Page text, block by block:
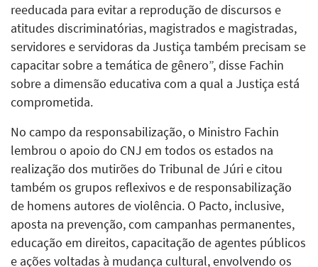
reeducada para evitar a reprodução de discursos e
atitudes discriminatórias, magistrados e magistradas,
servidores e servidoras da Justiça também precisam se
capacitar sobre a temática de gênero”, disse Fachin
sobre a dimensão educativa com a qual a Justiça está
comprometida.
No campo da responsabilização, o Ministro Fachin
lembrou o apoio do CNJ em todos os estados na
realização dos mutirões do Tribunal de Júri e citou
também os grupos reflexivos e de responsabilização
de homens autores de violência. O Pacto, inclusive,
aposta na prevenção, com campanhas permanentes,
educação em direitos, capacitação de agentes públicos
e ações voltadas à mudança cultural, envolvendo os